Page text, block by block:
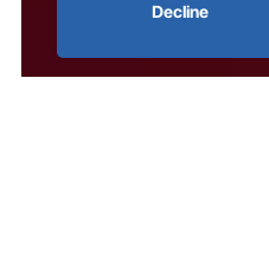
Decline